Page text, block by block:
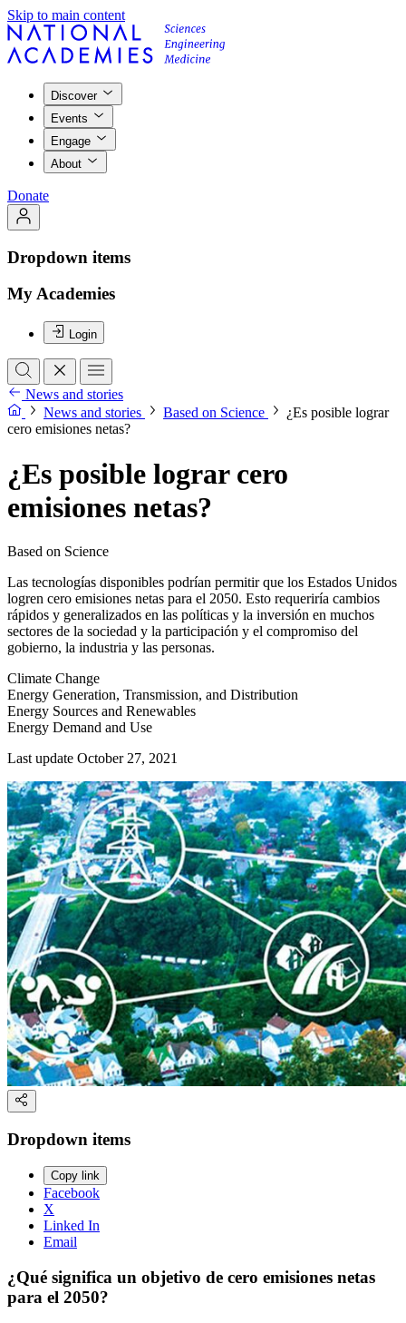
Skip to main content
Discover
Events
Engage
About
Donate
Dropdown items
My Academies
Login
News and stories
News and stories
Based on Science
¿Es posible lograr
cero emisiones netas?
¿Es posible lograr cero
emisiones netas?
Based on Science
Las tecnologías disponibles podrían permitir que los Estados Unidos
logren cero emisiones netas para el 2050. Esto requeriría cambios
rápidos y generalizados en las políticas y la inversión en muchos
sectores de la sociedad y la participación y el compromiso del
gobierno, la industria y las personas.
Climate Change
Energy Generation, Transmission, and Distribution
Energy Sources and Renewables
Energy Demand and Use
Last update October 27, 2021
Dropdown items
Copy link
Facebook
X
Linked In
Email
¿Qué significa un objetivo de cero emisiones netas
para el 2050?